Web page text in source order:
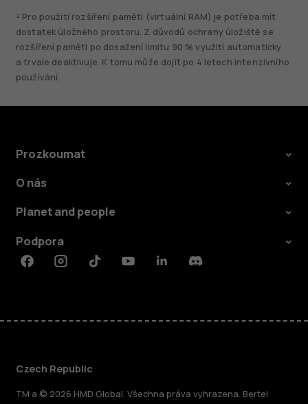
² Pro použití rozšíření paměti (virtuální RAM) je potřeba mít
dostatek úložného prostoru. Z důvodů ochrany úložiště se
rozšíření paměti po dosažení limitu 90 % využití automaticky
a trvale deaktivuje. K tomu může dojít po 4 letech intenzivního
používání.
Prozkoumat
O nás
Planet and people
Podpora
FacebookInstagramTiktokYoutubeLinkedinDiscord
Czech Republic
TM a © 2026 HMD Global. Všechna práva vyhrazena. Bertel